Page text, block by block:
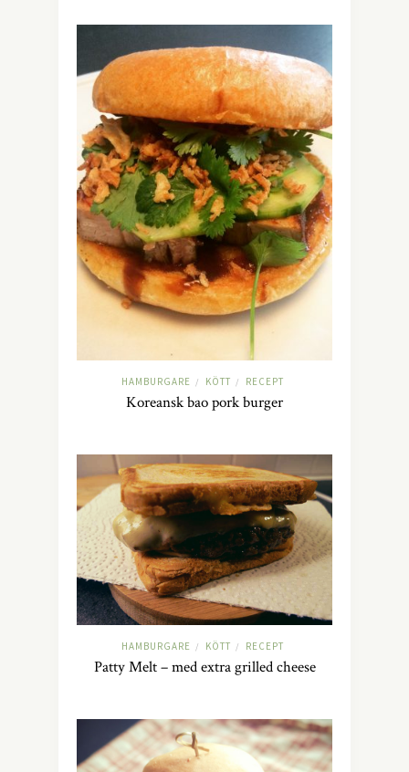
HAMBURGARE / KÖTT / RECEPT
Koreansk bao pork burger
HAMBURGARE / KÖTT / RECEPT
Patty Melt – med extra grilled cheese